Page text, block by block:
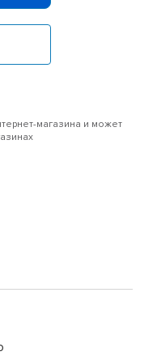
магазина и может